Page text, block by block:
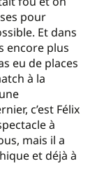
pour
Et dans
encore plus
eu de places
à la
c’est Félix
à
mais il a
et déjà à